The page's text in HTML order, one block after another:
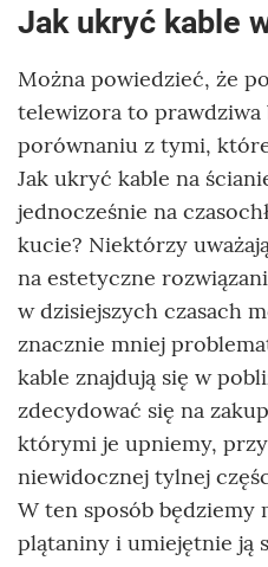
Jak ukryć kable
Można powiedzieć, że
telewizora to prawdziwa
porównaniu z tymi,
Jak ukryć kable na
jednocześnie na
kucie? Niektórzy
na estetyczne
w dzisiejszych czasach
znacznie mniej
kable znajdują się w
zdecydować się na
którymi je upniemy,
niewidocznej tylnej
W ten sposób będziemy
plątaniny i umiejętnie ją